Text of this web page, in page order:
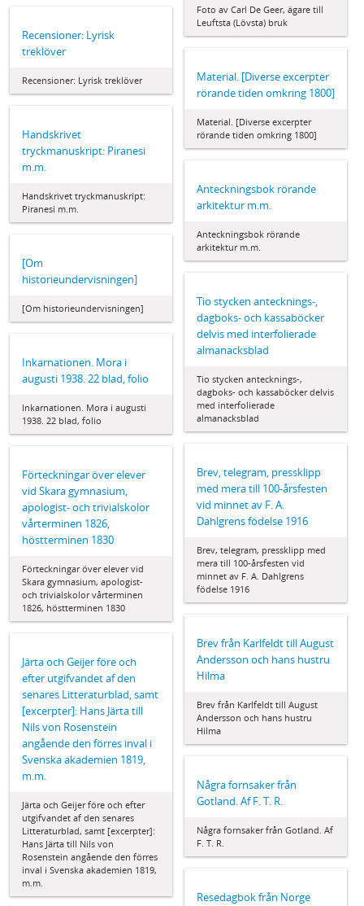
Foto av Carl De Geer, ägare till
Leuftsta (Lövsta) bruk
Recensioner: Lyrisk
treklöver
Recensioner: Lyrisk treklöver
Material. [Diverse excerpter
rörande tiden omkring 1800]
Material. [Diverse excerpter
rörande tiden omkring 1800]
Handskrivet
tryckmanuskript: Piranesi
m.m.
Handskrivet tryckmanuskript:
Piranesi m.m.
Anteckningsbok rörande
arkitektur m.m.
Anteckningsbok rörande
arkitektur m.m.
[Om
historieundervisningen]
[Om historieundervisningen]
Tio stycken antecknings-,
dagboks- och kassaböcker
delvis med interfolierade
almanacksblad
Tio stycken antecknings-,
dagboks- och kassaböcker delvis
med interfolierade
almanacksblad
Inkarnationen. Mora i
augusti 1938. 22 blad, folio
Inkarnationen. Mora i augusti
1938. 22 blad, folio
Brev, telegram, pressklipp
med mera till 100-årsfesten
vid minnet av F. A.
Dahlgrens födelse 1916
Brev, telegram, pressklipp med
mera till 100-årsfesten vid
minnet av F. A. Dahlgrens
födelse 1916
Förteckningar över elever
vid Skara gymnasium,
apologist- och trivialskolor
vårterminen 1826,
höstterminen 1830
Förteckningar över elever vid
Skara gymnasium, apologist-
och trivialskolor vårterminen
1826, höstterminen 1830
Brev från Karlfeldt till August
Andersson och hans hustru
Hilma
Brev från Karlfeldt till August
Andersson och hans hustru
Hilma
Järta och Geijer före och
efter utgifvandet af den
senares Litteraturblad, samt
[excerpter]: Hans Järta till
Nils von Rosenstein
angående den förres inval i
Svenska akademien 1819,
m.m.
Järta och Geijer före och efter
utgifvandet af den senares
Litteraturblad, samt [excerpter]:
Hans Järta till Nils von
Rosenstein angående den förres
inval i Svenska akademien 1819,
m.m.
Några fornsaker från
Gotland. Af F. T. R.
Några fornsaker från Gotland. Af
F. T. R.
Resedagbok från Norge